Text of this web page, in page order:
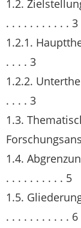
1.2.
. . . . . . . . . . . 3
1.2.1.
. . . . 3
1.2.2.
. . . . 3
1.3.
1.4.
. . . . . . . . . . 5
1.5.
. . . . . . . . . . . 6